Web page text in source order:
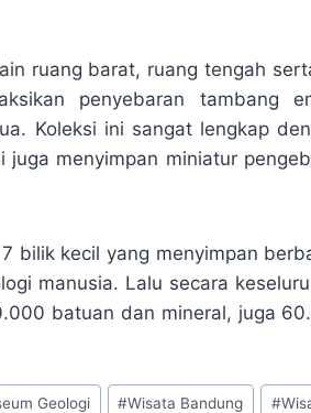
ruang barat, ruang tengah
penyebaran tambang
Koleksi ini sangat lengkap
menyimpan miniatur
bilik kecil yang menyimpan
manusia. Lalu secara
batuan dan mineral, juga
Geologi #Wisata Bandung #